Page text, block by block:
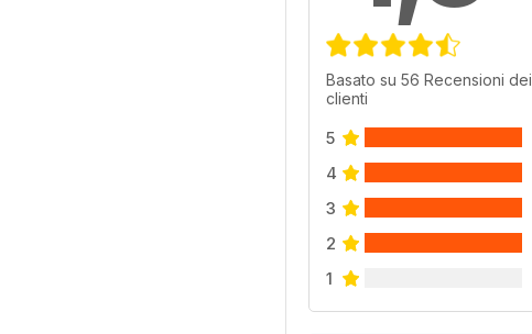
Basato su 56 Recensioni dei
clienti
5
4
3
2
1